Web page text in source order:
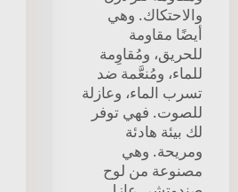
والاحتكاك. وهي
أيضًا مقاومة
للحريق، ومُقاوِمة
للماء، ومُنعَّمة ضد
تسرب الماء، وعازلة
للصوت. فهي توفر
لك بيئة هادئة
ومريحة. وهي
مصنوعة من لوح